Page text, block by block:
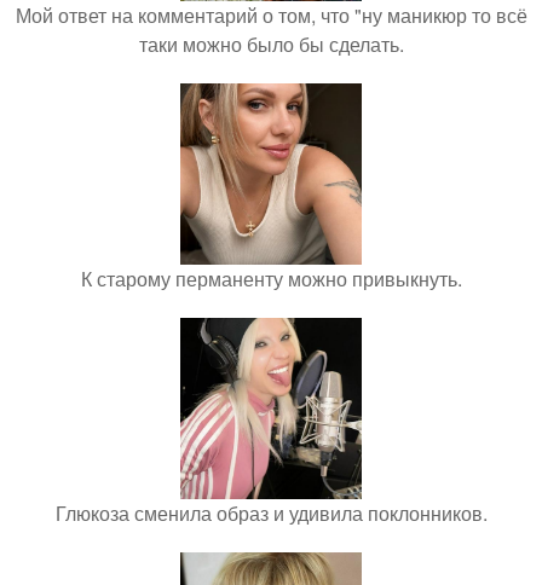
Мой ответ на комментарий о том, что "ну маникюр то всё
таки можно было бы сделать.
К старому перманенту можно привыкнуть.
Глюкоза сменила образ и удивила поклонников.